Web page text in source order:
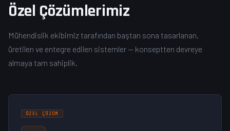
Özel Çözümlerimiz
Mühendislik ekibimiz tarafından baştan sona tasarlanan,
üretilen ve entegre edilen sistemler — konseptten devreye
almaya tam sahiplik.
ÖZEL ÇÖZÜM